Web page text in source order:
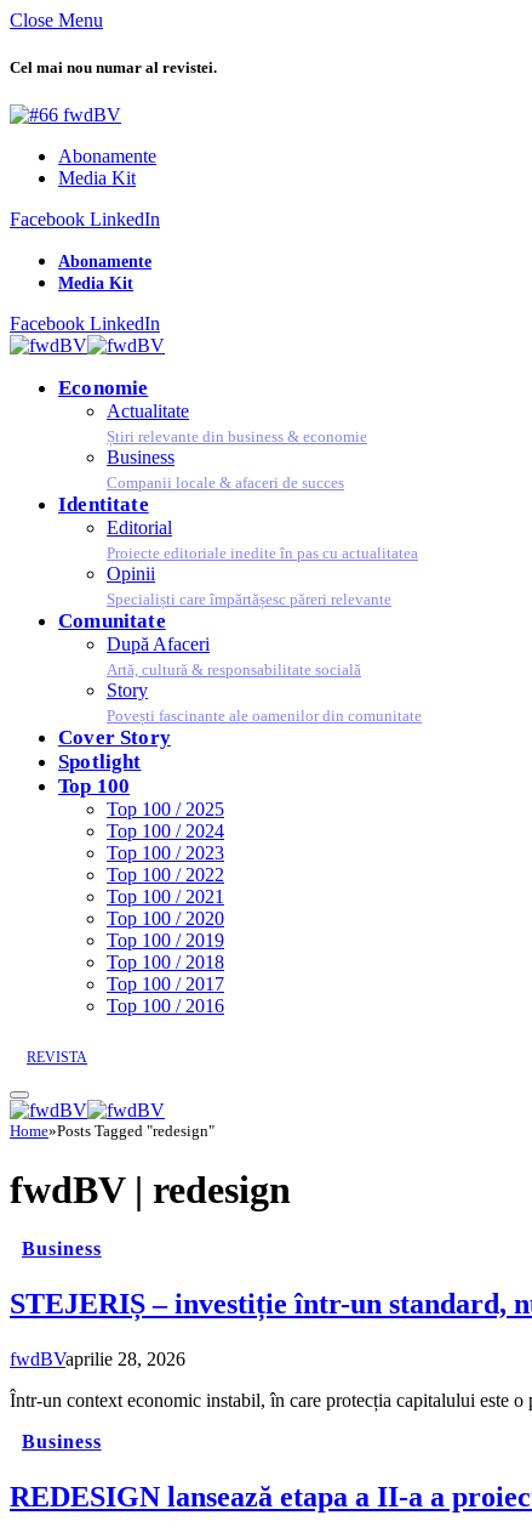
Close Menu
Cel mai nou numar al revistei.
Abonamente
Media Kit
Facebook LinkedIn
Abonamente
Media Kit
Facebook LinkedIn
Economie
Actualitate
Știri relevante din business & economie
Business
Companii locale & afaceri de succes
Identitate
Editorial
Proiecte editoriale inedite în pas cu actualitatea
Opinii
Specialiști care împărtășesc păreri relevante
Comunitate
După Afaceri
Artă, cultură & responsabilitate socială
Story
Povești fascinante ale oamenilor din comunitate
Cover Story
Spotlight
Top 100
Top 100 / 2025
Top 100 / 2024
Top 100 / 2023
Top 100 / 2022
Top 100 / 2021
Top 100 / 2020
Top 100 / 2019
Top 100 / 2018
Top 100 / 2017
Top 100 / 2016
REVISTA
Home»Posts Tagged "redesign"
fwdBV | redesign
Business
STEJERIȘ – investiție într-un standard,
fwdBVaprilie 28, 2026
Într-un context economic instabil, în care protecția capitalului este
Business
REDESIGN lansează etapa a II-a a